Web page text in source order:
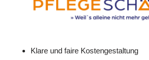
Klare und faire Kostengestaltung